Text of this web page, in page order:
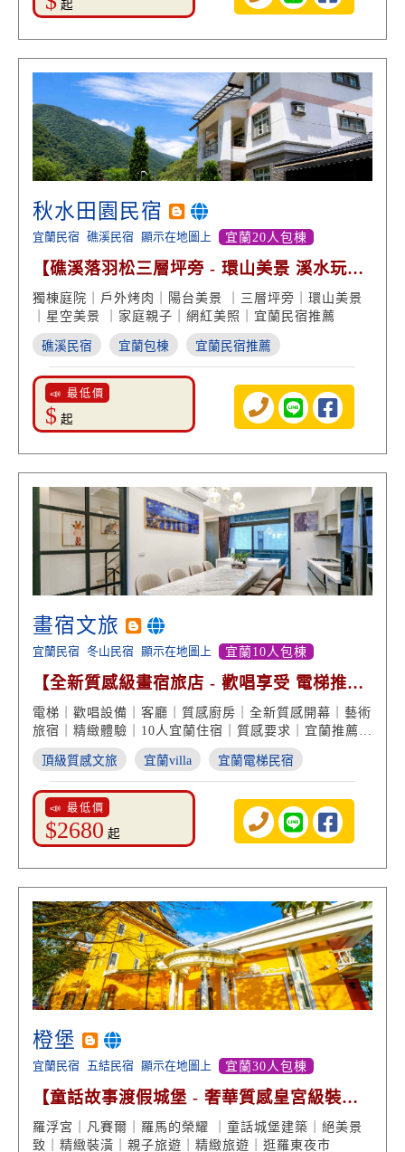
起
秋水田園民宿
宜蘭民宿 礁溪民宿 顯示在地圖上 宜蘭20人包棟
【礁溪落羽松三層坪旁 - 環山美景 溪水玩樂
烤肉包棟】
獨棟庭院｜戶外烤肉｜陽台美景 ｜三層坪旁｜環山美景
｜星空美景 ｜家庭親子｜網紅美照｜宜蘭民宿推薦
礁溪民宿 宜蘭包棟 宜蘭民宿推薦
📣 最低價
$ 起
畫宿文旅
宜蘭民宿 冬山民宿 顯示在地圖上 宜蘭10人包棟
【全新質感級畫宿旅店 - 歡唱享受 電梯推
薦】
電梯｜歡唱設備｜客廳｜質感廚房｜全新質感開幕｜藝術
旅宿｜精緻體驗｜10人宜蘭住宿｜質感要求｜宜蘭推薦民
宿
頂級質感文旅 宜蘭villa 宜蘭電梯民宿
📣 最低價
$2680 起
橙堡
宜蘭民宿 五結民宿 顯示在地圖上 宜蘭30人包棟
【童話故事渡假城堡 - 奢華質感皇宮級裝
潢】
羅浮宮｜凡賽爾｜羅馬的榮耀 ｜童話城堡建築｜絕美景
致｜精緻裝潢｜親子旅遊｜精緻旅遊｜逛羅東夜市